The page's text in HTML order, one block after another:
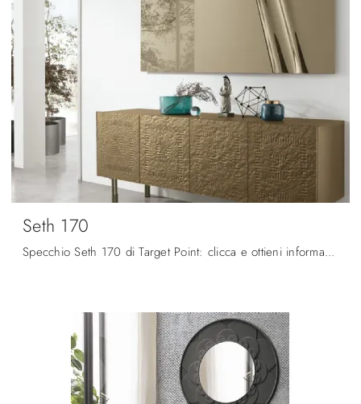
Seth 170
Specchio Seth 170 di Target Point: clicca e ottieni informazioni sui Complementi e specchi moderni senza cornice del noto e conosciuto brand!